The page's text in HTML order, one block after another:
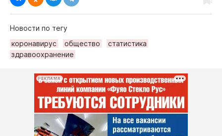
Новости по тегу
коронавирус
общество
статистика
здравоохранение
РЕКЛАМА